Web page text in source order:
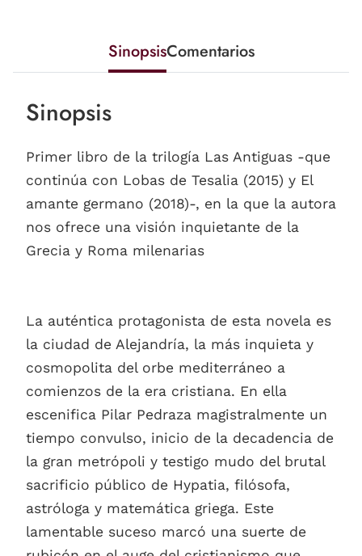
SinopsisComentarios
Sinopsis
Primer libro de la trilogía Las Antiguas -que
continúa con Lobas de Tesalia (2015) y El
amante germano (2018)-, en la que la autora
nos ofrece una visión inquietante de la
Grecia y Roma milenarias
La auténtica protagonista de esta novela es
la ciudad de Alejandría, la más inquieta y
cosmopolita del orbe mediterráneo a
comienzos de la era cristiana. En ella
escenifica Pilar Pedraza magistralmente un
tiempo convulso, inicio de la decadencia de
la gran metrópoli y testigo mudo del brutal
sacrificio público de Hypatia, filósofa,
astróloga y matemática griega. Este
lamentable suceso marcó una suerte de